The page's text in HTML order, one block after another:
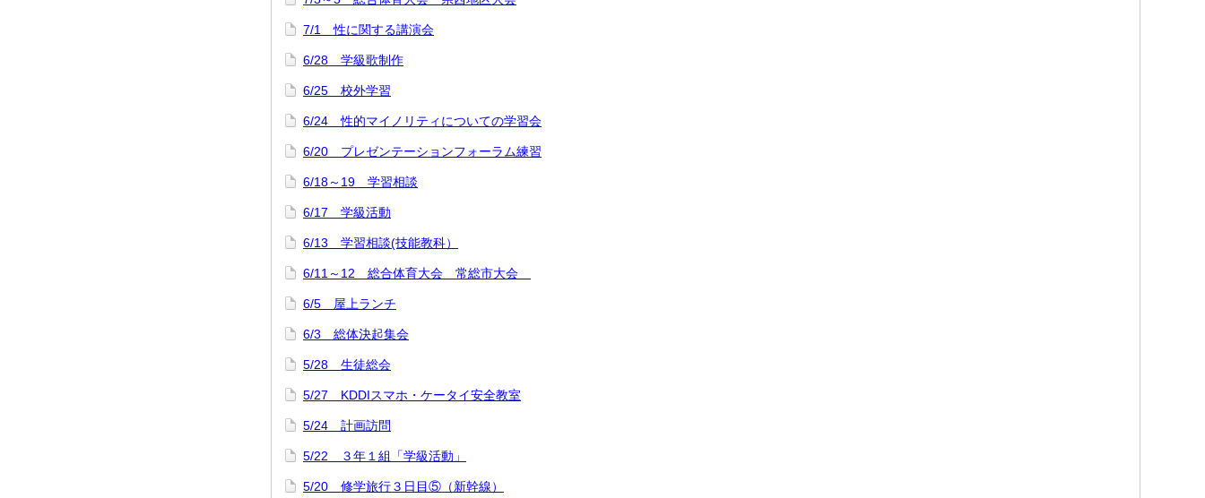
7/1 性に関する講演会
6/28 学級歌制作
6/25 校外学習
6/24 性的マイノリティについての学習会
6/20 プレゼンテーションフォーラム練習
6/18～19 学習相談
6/17 学級活動
6/13 学習相談(技能教科）
6/11～12 総合体育大会 常総市大会
6/5 屋上ランチ
6/3 総体決起集会
5/28 生徒総会
5/27 KDDIスマホ・ケータイ安全教室
5/24 計画訪問
5/22 ３年１組「学級活動」
5/20 修学旅行３日目⑤（新幹線）